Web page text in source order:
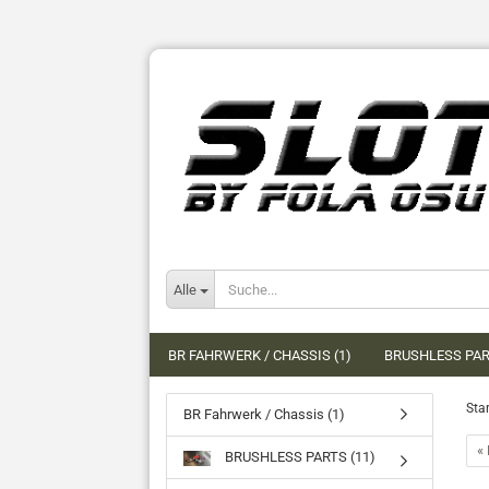
Alle
BR FAHRWERK / CHASSIS (1) BRUSHLESS
«
BR Fahrwerk / Chassis (1)
BRUSHLESS PARTS (11)